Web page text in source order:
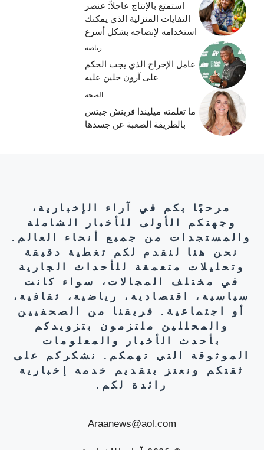
استمتع بالإنتاج عاجلاً: عنصر
النفايات المنزلية الذي يمكنك
استخدامه لإنضاجه بشكل أسرع
رياضة
عامل الإحراج الذي يجب الحكم
على آرون جلين عليه
الصحة
ما تعلمته ميليندا فرينش جيتس
بالطريقة الصعبة عن جسدها
مرحبًا بكم في آراء الإخبارية،
وجهتكم الأولى للأخبار الشاملة
والمستجدات من جميع أنحاء العالم.
نحن هنا لنقدم لكم تغطية دقيقة
وتحليلات متعمقة للأحداث الجارية
في مختلف المجالات، سواء كانت
سياسية، اقتصادية، رياضية، ثقافية،
أو اجتماعية. فريقنا من الصحفيين
والمحللين ملتزمون بتزويدكم
بأحدث الأخبار والمعلومات
الموثوقة التي تهمكم. نشكركم على
ثقتكم ونعتز بتقديم خدمة إخبارية
رائدة لكم.
Araanews@aol.com